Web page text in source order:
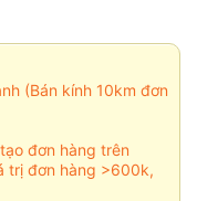
₫.
(Bán kính 10km đơn
đơn hàng trên
trị đơn hàng >600k,